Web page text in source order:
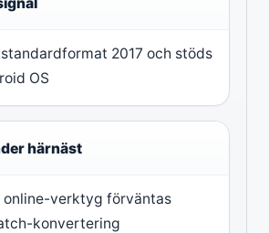
standardformat 2017 och stöds
OS
härnäst
online-verktyg förväntas
konvertering